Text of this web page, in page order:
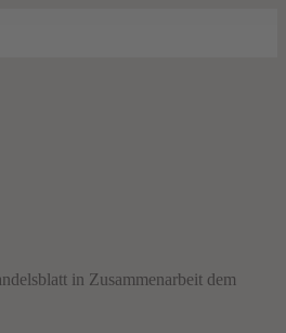
in Zusammenarbeit dem